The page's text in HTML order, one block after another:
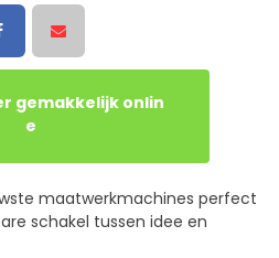
e
maatwerkmachines perfect
schakel tussen idee en